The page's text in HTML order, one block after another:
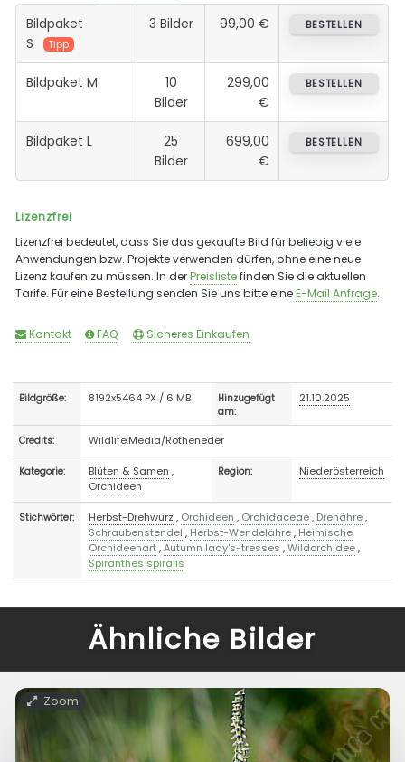
Bildpaket
S
Tipp
3 Bilder 99,00 € BESTELLEN
Bildpaket M
10
Bilder
299,00
€
BESTELLEN
Bildpaket L
25
Bilder
699,00
€
BESTELLEN
Lizenzfrei
Lizenzfrei bedeutet, dass Sie das gekaufte Bild für beliebig viele
Anwendungen bzw. Projekte verwenden dürfen, ohne eine neue
Lizenz kaufen zu müssen. In derPreislistefinden Sie die aktuellen
Tarife. Für eine Bestellung senden Sie uns bitte eineE-Mail Anfrage.
Kontakt FAQ Sicheres Einkaufen
Bildgröße: 8192x5464 PX / 6 MB
Hinzugefügt
am:
21.10.2025
Credits: Wildlife.Media/Rotheneder
Kategorie: Blüten & Samen ,
Orchideen
Region: Niederösterreich
Stichwörter: Herbst-Drehwurz , Orchideen , Orchidaceae, Drehähre,
Schraubenstendel , Herbst-Wendelähre, Heimische
Orchideenart,Autumn lady's-tresses ,Wildorchidee,
Spiranthes spiralis
Ähnliche Bilder
Zoom